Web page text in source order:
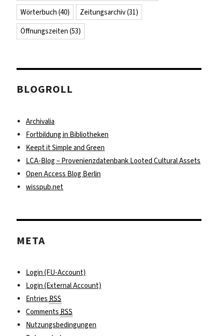
Wörterbuch (40) Zeitungsarchiv(31)
Öffnungszeiten (53)
BLOGROLL
Archivalia
Fortbildung in Bibliotheken
Keept it Simple and Green
LCA-Blog – Provenienzdatenbank Looted Cultural Assets
Open Access Blog Berlin
wisspub.net
META
Login (FU-Account)
Login (External Account)
EntriesRSS
CommentsRSS
Nutzungsbedingungen